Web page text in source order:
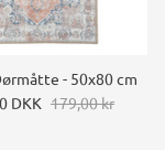
- 50x80 cm
DKK 179,00 kr